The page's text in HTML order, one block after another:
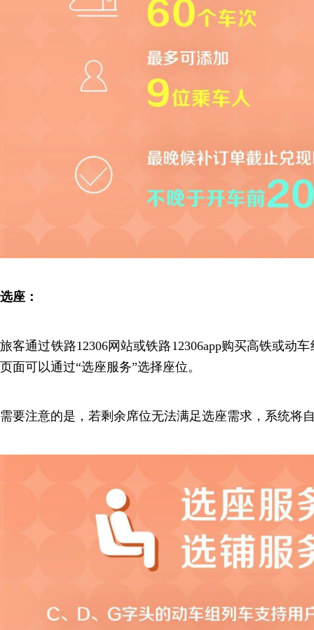
选座：
旅客通过铁路12306网站或铁路12306app购买高铁或动
页面可以通过“选座服务”选择座位。
需要注意的是，若剩余席位无法满足选座需求，系统将